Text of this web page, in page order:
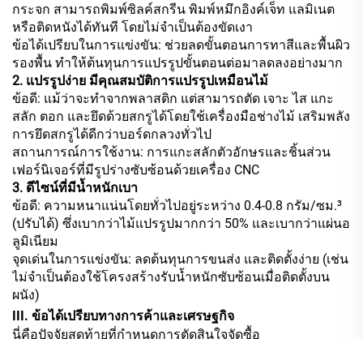
กระจก สามารถพิมพ์ซิลค์สกรีน พิมพ์หมึกอิงค์เจ็ท แลมิเนต
หรือติดหนังได้ทันที โดยไม่จำเป็นต้องขัดเงา
ข้อได้เปรียบในการแข่งขัน: ช่วยลดขั้นตอนการทาสีและพื้นผิว
รองพื้น ทำให้ต้นทุนการแปรรูปขั้นตอนต่อมาลดลงอย่างมาก
2. แปรรูปง่าย มีคุณสมบัติการแปรรูปเหมือนไม้
ข้อดี: แม้ว่าจะทำจากพลาสติก แต่สามารถตัด เจาะ ไส แกะ
สลัก ตอก และยึดด้วยสกรูได้โดยใช้เครื่องมือช่างไม้ เสริมพลัง
การยึดสกรูได้ดีกว่าบอร์ดกลวงทั่วไป
สถานการณ์การใช้งาน: การแกะสลักตัวอักษรและชิ้นส่วน
เฟอร์นิเจอร์ที่มีรูปร่างซับซ้อนด้วยเครื่อง CNC
3. ดีไซน์ที่มีน้ำหนักเบา
ข้อดี: ความหนาแน่นโดยทั่วไปอยู่ระหว่าง 0.4-0.8 กรัม/ซม.³
(ปรับได้) ซึ่งเบากว่าไม้แปรรูปมากกว่า 50% และเบากว่าแผ่นอ
ลูมิเนียม
จุดเด่นในการแข่งขัน: ลดต้นทุนการขนส่ง และติดตั้งง่าย (เช่น
ไม่จำเป็นต้องใช้โครงสร้างรับน้ำหนักซับซ้อนเมื่อติดตั้งบน
ผนัง)
III. ข้อได้เปรียบทางการค้าและเศรษฐกิจ
นี่คือปัจจัยสุดท้ายที่กำหนดการตัดสินใจจัดซื้อ